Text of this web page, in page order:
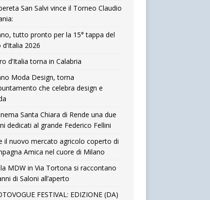
San Salvi vince il Torneo Claudio
tutto pronto per la 15° tappa del
d’Italia 2026
d’Italia torna in Calabria
Moda Design, torna
che celebra design e
Santa Chiara di Rende una due
dedicati al grande Federico Fellini
il nuovo mercato agricolo coperto di
Amica nel cuore di Milano
MDW in Via Tortona si raccontano
di Saloni all’aperto
FESTIVAL: EDIZIONE (DA)